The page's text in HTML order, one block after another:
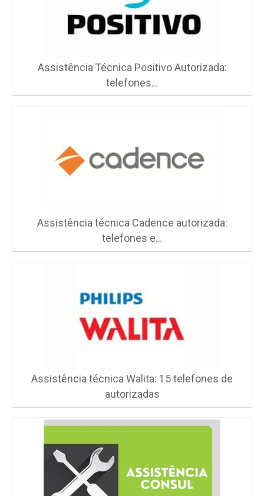
Assistência Técnica Positivo Autorizada:
telefones…
Assistência técnica Cadence autorizada:
telefones e…
Assistência técnica Walita: 15 telefones de
autorizadas